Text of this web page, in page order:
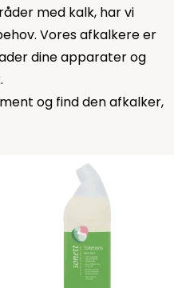
med kalk, har vi
Vores afkalkere er
dine apparater og
og find den afkalker,